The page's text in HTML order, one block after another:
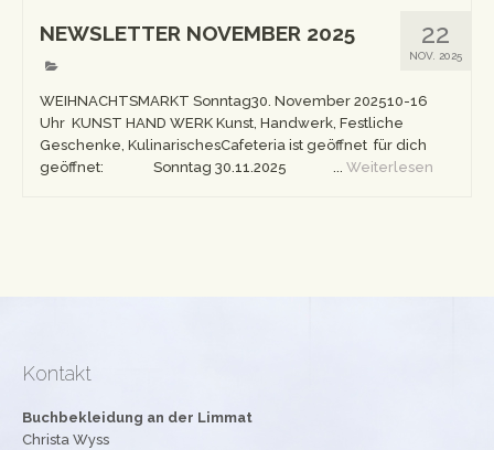
22
NOV. 2025
NEWSLETTER NOVEMBER 2025
WEIHNACHTSMARKT Sonntag30. November 202510-16
Uhr KUNST HAND WERK Kunst, Handwerk, Festliche
Geschenke, KulinarischesCafeteria ist geöffnet für dich
geöffnet: Sonntag 30.11.2025 ... Weiterlesen
Kontakt
Buchbekleidung an der Limmat
Christa Wyss